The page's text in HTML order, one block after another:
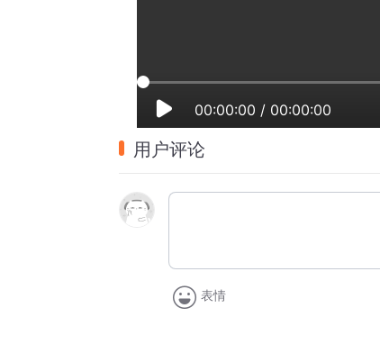
00:00:00 / 00:00:00
用户评论
表情